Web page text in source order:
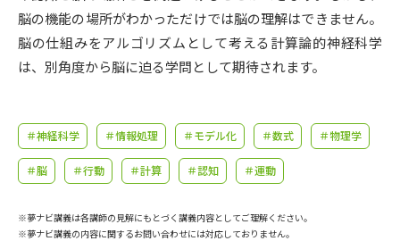
学問発見 学問検索
大学で学びたい学問発見
学問のミニ講義「夢ナビ講義」 学問分野解説
学問の教科書 夢ナビライブ
脳の機能の場所がわかっただけでは脳の理解はできません。
脳の仕組みをアルゴリズムとして考える計算論的神経科学
は、別角度から脳に迫る学問として期待されます。
＃神経科学 ＃情報処理 ＃モデル化 ＃数式 ＃物理学
＃脳 ＃行動 ＃計算 ＃認知 ＃運動
※夢ナビ講義は各講師の見解にもとづく講義内容としてご理解ください。
※夢ナビ講義の内容に関するお問い合わせには対応しておりません。